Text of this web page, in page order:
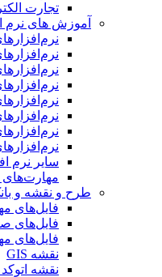
تجارت الکترونیک
آموزش های نرم
نرم‌افزارهای
نرم‌افزارهای
نرم‌افزارهای
نرم‌افزارهای
نرم‌افزارهای
نرم‌افزارهای
نرم‌افزارهای
نرم‌افزارهای
سایر نرم
مهارت‌های
طرح و نقشه و بانک
فایل‌های
فایل‌های صنایع
فایل‌های
نقشه GIS
نقشه اتوکد